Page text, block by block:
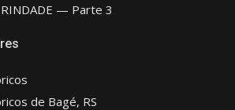
— Parte 3
de Bagé, RS